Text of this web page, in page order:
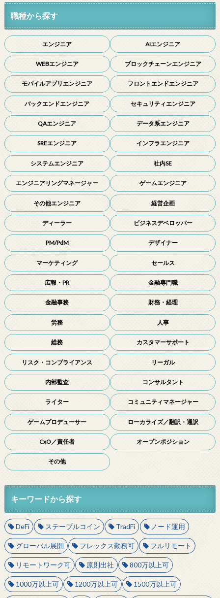
職種から探す
エンジニア AIエンジニア
WEBエンジニア ブロックチェーンエンジニア
モバイルアプリエンジニア フロントエンドエンジニア
バックエンドエンジニア セキュリティエンジニア
QAエンジニア データ系エンジニア
SREエンジニア インフラエンジニア
システムエンジニア 社内SE
エンジニアリングマネージャー ゲームエンジニア
その他エンジニア 経営企画
ディーラー ビジネスデベロッパー
PM/PdM デザイナー
マーケティング セールス
広報・PR 金融専門職
金融事務 財務・経理
労務 人事
総務 カスタマーサポート
リスク・コンプライアンス リーガル
内部監査 コンサルタント
ライター コミュニティマネージャー
ゲームプロデューサー ローカライズ／翻訳・通訳
CxO／責任者 オープンポジション
その他
キーワードから探す
DeFi ステーブルコイン TradFi ノード運用
グローバル展開 フレックス勤務可 フルリモート
リモートワーク可 原則出社 800万以上可
1000万以上可 1200万以上可 1500万以上可